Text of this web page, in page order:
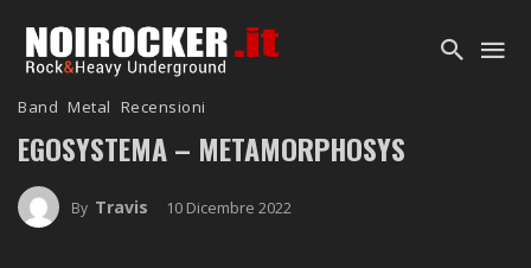
Band Metal Recensioni
EGOSYSTEMA – METAMORPHOSYS
By Travis 10 Dicembre 2022